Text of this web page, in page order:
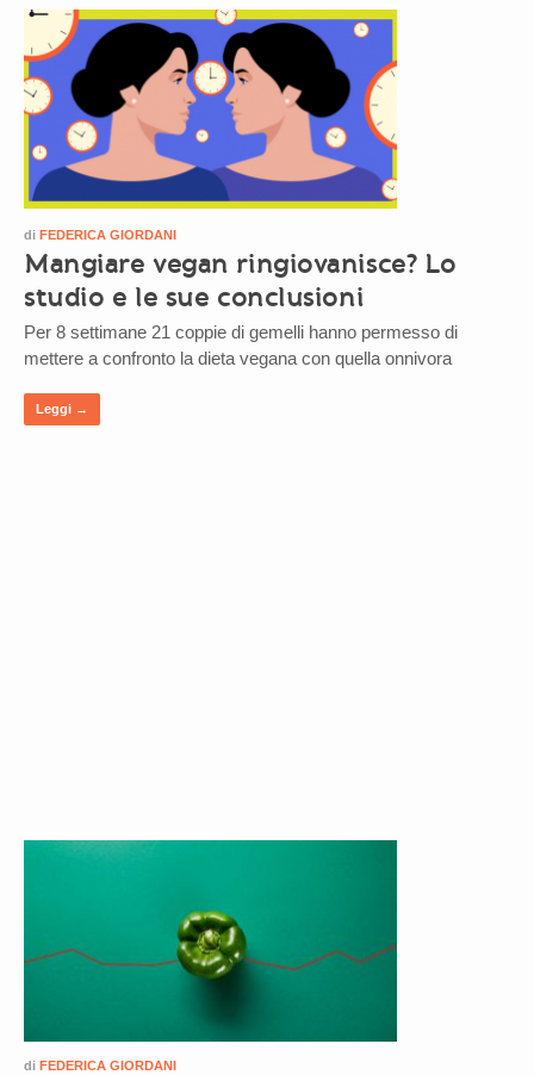
di FEDERICA GIORDANI
Mangiare vegan ringiovanisce? Lo
studio e le sue conclusioni
Per 8 settimane 21 coppie di gemelli hanno permesso di
mettere a confronto la dieta vegana con quella onnivora
Leggi →
di FEDERICA GIORDANI